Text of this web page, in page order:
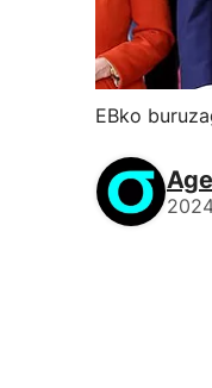
EBko